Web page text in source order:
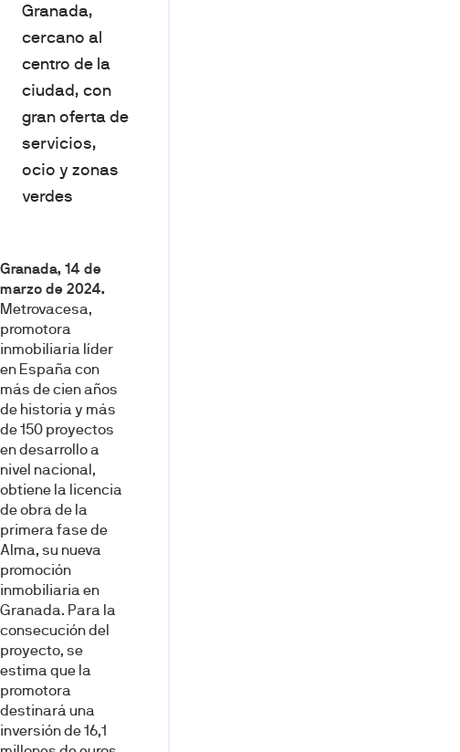
Granada,
cercano al
centro de la
ciudad, con
gran oferta de
servicios,
ocio y zonas
verdes
Granada, 14 de
marzo de 2024.
Metrovacesa,
promotora
inmobiliaria líder
en España con
más de cien años
de historia y más
de 150 proyectos
en desarrollo a
nivel nacional,
obtiene la licencia
de obra de la
primera fase de
Alma, su nueva
promoción
inmobiliaria en
Granada. Para la
consecución del
proyecto, se
estima que la
promotora
destinará una
inversión de 16,1